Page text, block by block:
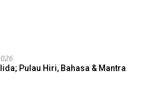
Pulau Hiri, Bahasa & Mantra